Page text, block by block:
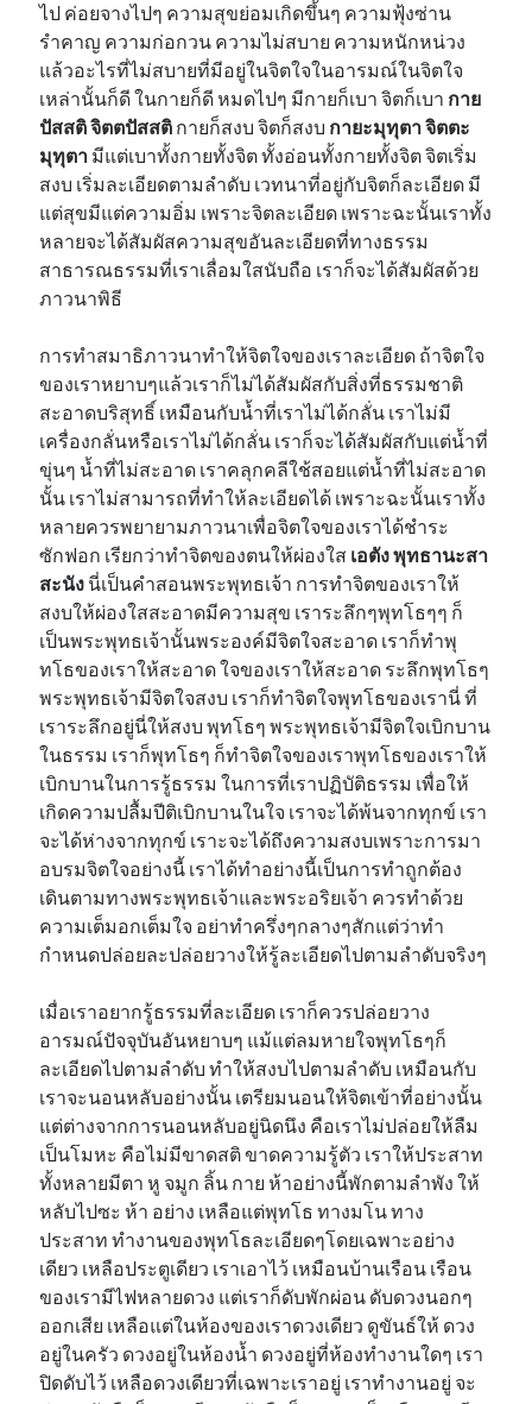
ไป ค่อยจางไปๆ ความสุขย่อมเกิดขึ้นๆ ความฟุ้งซ่าน
รำคาญ ความก่อกวน ความไม่สบาย ความหนักหน่วง
แล้วอะไรที่ไม่สบายที่มีอยู่ในจิตใจในอารมณ์ในจิตใจ
เหล่านั้นก็ดี ในกายก็ดี หมดไปๆ มีกายก็เบา จิตก็เบา กาย
ปัสสติ จิตตปัสสติ กายก็สงบ จิตก็สงบ กายะมุทุตา จิตตะ
มุทุตา มีแต่เบาทั้งกายทั้งจิต ทั้งอ่อนทั้งกายทั้งจิต จิตเริ่ม
สงบ เริ่มละเอียดตามลำดับ เวทนาที่อยู่กับจิตก็ละเอียด มี
แต่สุขมีแต่ความอิ่ม เพราะจิตละเอียด เพราะฉะนั้นเราทั้ง
หลายจะได้สัมผัสความสุขอันละเอียดที่ทางธรรม
สาธารณธรรมที่เราเลื่อมใสนับถือ เราก็จะได้สัมผัสด้วย
ภาวนาพิธี
การทำสมาธิภาวนาทำให้จิตใจของเราละเอียด ถ้าจิตใจ
ของเราหยาบๆแล้วเราก็ไม่ได้สัมผัสกับสิ่งที่ธรรมชาติ
สะอาดบริสุทธิ์ เหมือนกับน้ำที่เราไม่ได้กลั่น เราไม่มี
เครื่องกลั่นหรือเราไม่ได้กลั่น เราก็จะได้สัมผัสกับแต่น้ำที่
ขุ่นๆ น้ำที่ไม่สะอาด เราคลุกคลีใช้สอยแต่น้ำที่ไม่สะอาด
นั้น เราไม่สามารถที่ทำให้ละเอียดได้ เพราะฉะนั้นเราทั้ง
หลายควรพยายามภาวนาเพื่อจิตใจของเราได้ชำระ
ซักฟอก เรียกว่าทำจิตของตนให้ผ่องใส เอตัง พุทธานะสา
สะนัง นี่เป็นคำสอนพระพุทธเจ้า การทำจิตของเราให้
สงบให้ผ่องใสสะอาดมีความสุข เราระลึกๆพุทโธๆๆ ก็
เป็นพระพุทธเจ้านั้นพระองค์มีจิตใจสะอาด เราก็ทำพุ
ทโธของเราให้สะอาด ใจของเราให้สะอาด ระลึกพุทโธๆ
พระพุทธเจ้ามีจิตใจสงบ เราก็ทำจิตใจพุทโธของเรานี่ ที่
เราระลึกอยู่นี่ให้สงบ พุทโธๆ พระพุทธเจ้ามีจิตใจเบิกบาน
ในธรรม เราก็พุทโธๆ ก็ทำจิตใจของเราพุทโธของเราให้
เบิกบานในการรู้ธรรม ในการที่เราปฏิบัติธรรม เพื่อให้
เกิดความปลื้มปีติเบิกบานในใจ เราจะได้พ้นจากทุกข์ เรา
จะได้ห่างจากทุกข์ เราะจะได้ถึงความสงบเพราะการมา
อบรมจิตใจอย่างนี้ เราได้ทำอย่างนี้เป็นการทำถูกต้อง
เดินตามทางพระพุทธเจ้าและพระอริยเจ้า ควรทำด้วย
ความเต็มอกเต็มใจ อย่าทำครึ่งๆกลางๆสักแต่ว่าทำ
กำหนดปล่อยละปล่อยวางให้รู้ละเอียดไปตามลำดับจริงๆ
เมื่อเราอยากรู้ธรรมที่ละเอียด เราก็ควรปล่อยวาง
อารมณ์ปัจจุบันอันหยาบๆ แม้แต่ลมหายใจพุทโธๆก็
ละเอียดไปตามลำดับ ทำให้สงบไปตามลำดับ เหมือนกับ
เราจะนอนหลับอย่างนั้น เตรียมนอนให้จิตเข้าที่อย่างนั้น
แต่ต่างจากการนอนหลับอยู่นิดนึง คือเราไม่ปล่อยให้ลืม
เป็นโมหะ คือไม่มีขาดสติ ขาดความรู้ตัว เราให้ประสาท
ทั้งหลายมีตา หู จมูก ลิ้น กาย ห้าอย่างนี้พักตามลำพัง ให้
หลับไปซะ ห้า อย่าง เหลือแต่พุทโธ ทางมโน ทาง
ประสาท ทำงานของพุทโธละเอียดๆโดยเฉพาะอย่าง
เดียว เหลือประตูเดียว เราเอาไว้ เหมือนบ้านเรือน เรือน
ของเรามีไฟหลายดวง แต่เราก็ดับพักผ่อน ดับดวงนอกๆ
ออกเสีย เหลือแต่ในห้องของเราดวงเดียว ดูขันธ์ให้ ดวง
อยู่ในครัว ดวงอยู่ในห้องน้ำ ดวงอยู่ที่ห้องทำงานใดๆ เรา
ปิดดับไว้ เหลือดวงเดียวที่เฉพาะเราอยู่ เราทำงานอยู่ จะ